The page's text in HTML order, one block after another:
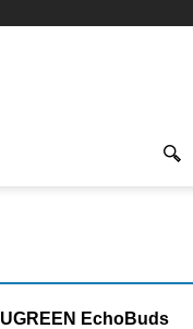
UGREEN EchoBuds